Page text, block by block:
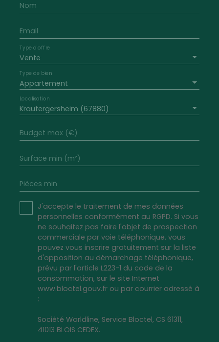
Nom
Email
Vente
Type d'offre
Appartement
Type de bien
Krautergersheim (67880)
Localisation
Budget max (€)
Surface min (m²)
Pièces min
J'accepte le traitement de mes données
personnelles conformément au RGPD. Si vous
ne souhaitez pas faire l'objet de prospection
commerciale par voie téléphonique, vous
pouvez vous inscrire gratuitement sur la liste
d'opposition au démarchage téléphonique,
prévu par l'article L223-1 du code de la
consommation, sur le site Internet
www.bloctel.gouv.fr ou par courrier adressé à
:
Société Worldline, Service Bloctel, CS 61311,
41013 BLOIS CEDEX.